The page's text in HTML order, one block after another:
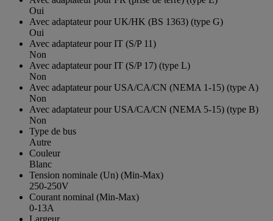
Oui
Avec adaptateur pour UK/HK (BS 1363) (type G)
Oui
Avec adaptateur pour IT (S/P 11)
Non
Avec adaptateur pour IT (S/P 17) (type L)
Non
Avec adaptateur pour USA/CA/CN (NEMA 1-15) (type A)
Non
Avec adaptateur pour USA/CA/CN (NEMA 5-15) (type B)
Non
Type de bus
Autre
Couleur
Blanc
Tension nominale (Un) (Min-Max)
250-250V
Courant nominal (Min-Max)
0-13A